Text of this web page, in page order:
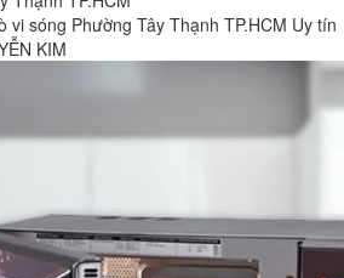
vi sóng Phường Tây Thạnh TP.HCM Uy tín
KIM